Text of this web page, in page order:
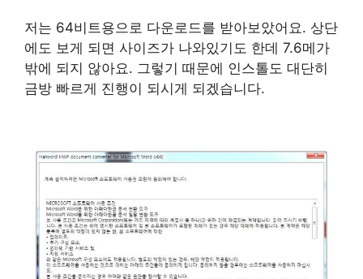
저는 64비트용으로 다운로드를 받아보았어요. 상단
에도 보게 되면 사이즈가 나와있기도 한데 7.6메가
밖에 되지 않아요. 그렇기 때문에 인스톨도 대단히
금방 빠르게 진행이 되시게 되겠습니다.